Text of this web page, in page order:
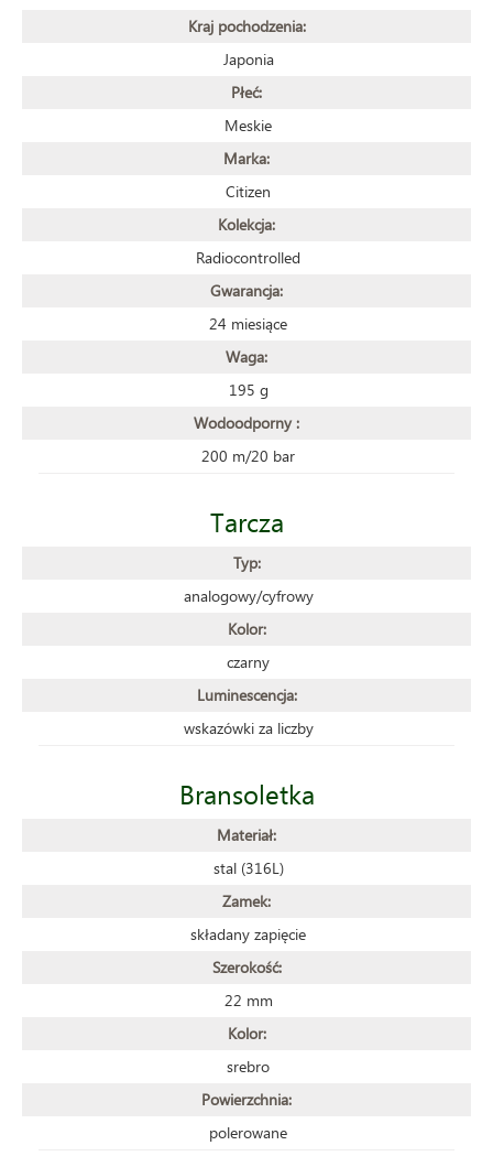
Kraj pochodzenia:
Japonia
Płeć:
Meskie
Marka:
Citizen
Kolekcja:
Radiocontrolled
Gwarancja:
24 miesiące
Waga:
195 g
Wodoodporny :
200 m/20 bar
Tarcza
Typ:
analogowy/cyfrowy
Kolor:
czarny
Luminescencja:
wskazówki za liczby
Bransoletka
Materiał:
stal (316L)
Zamek:
składany zapięcie
Szerokość:
22 mm
Kolor:
srebro
Powierzchnia:
polerowane